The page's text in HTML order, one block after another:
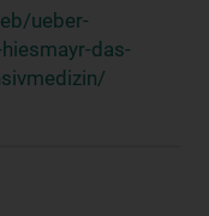
ueber-
das-